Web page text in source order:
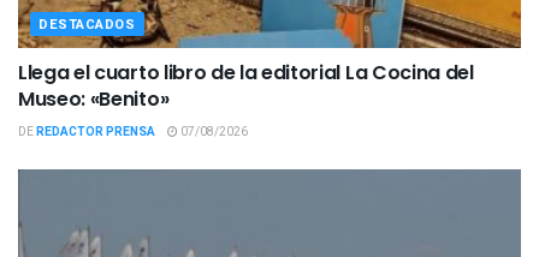
DESTACADOS
Llega el cuarto libro de la editorial La Cocina del
Museo: «Benito»
DEREDACTOR PRENSA 07/08/2026